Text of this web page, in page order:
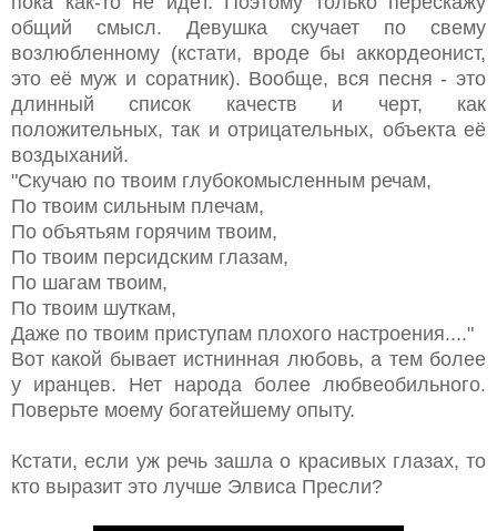
общий смысл. Девушка скучает по свему
возлюбленному (кстати, вроде бы аккордеонист,
это её муж и соратник). Вообще, вся песня - это
длинный список качеств и черт, как
положительных, так и отрицательных, объекта её
воздыханий.
"Скучаю по твоим глубокомысленным речам,
По твоим сильным плечам,
По объятьям горячим твоим,
По твоим персидским глазам,
По шагам твоим,
По твоим шуткам,
Даже по твоим приступам плохого настроения...."
Вот какой бывает истнинная любовь, а тем более
у иранцев. Нет народа более любвеобильного.
Поверьте моему богатейшему опыту.
Кстати, если уж речь зашла о красивых глазах, то
кто выразит это лучше Элвиса Пресли?